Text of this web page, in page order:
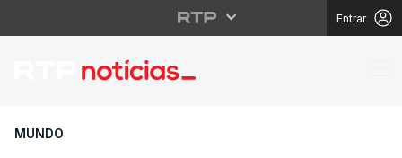
Entrar
Mais de metade dos
MUNDO